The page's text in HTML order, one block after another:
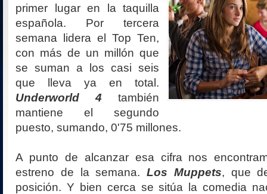
primer lugar en la taquilla
española. Por tercera
semana lidera el Top Ten,
con más de un millón que
se suman a los casi seis
que lleva ya en total.
Underworld 4 también
mantiene el segundo
puesto, sumando, 0'75 millones.
A punto de alcanzar esa cifra nos
estreno de la semana.Los Muppets, que
posición. Y bien cerca se sitúa la comedia